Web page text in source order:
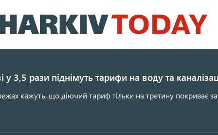
до
основного
у 3,5 рази піднімуть тарифи на воду та
кажуть, що діючий тариф тільки на третину покриває